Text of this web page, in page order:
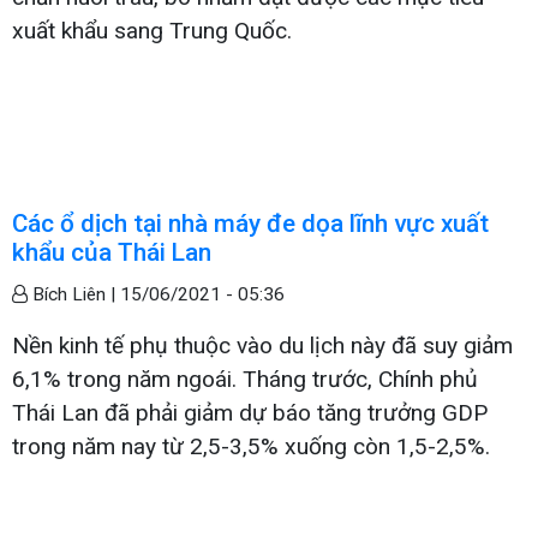
xuất khẩu sang Trung Quốc.
Các ổ dịch tại nhà máy đe dọa lĩnh vực xuất
khẩu của Thái Lan
Bích Liên | 15/06/2021 - 05:36
Nền kinh tế phụ thuộc vào du lịch này đã suy giảm
6,1% trong năm ngoái. Tháng trước, Chính phủ
Thái Lan đã phải giảm dự báo tăng trưởng GDP
trong năm nay từ 2,5-3,5% xuống còn 1,5-2,5%.